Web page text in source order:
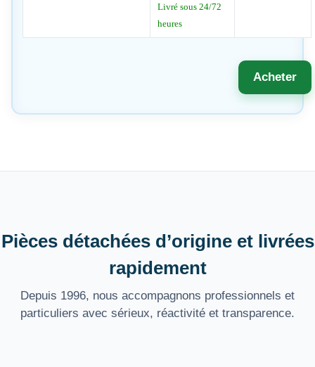
Livré sous 24/72
heures
Acheter
Pièces détachées d’origine et livrées
rapidement
Depuis 1996, nous accompagnons professionnels et
particuliers avec sérieux, réactivité et transparence.